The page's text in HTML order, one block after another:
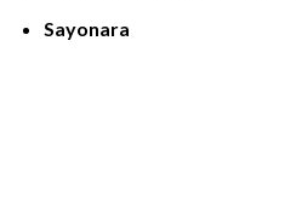
Sayonara